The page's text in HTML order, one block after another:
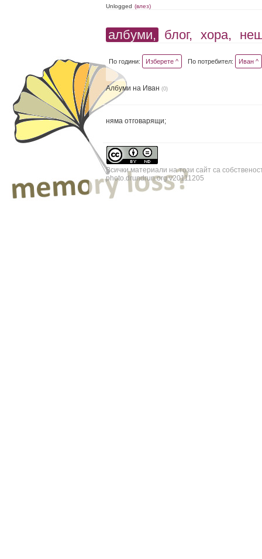
Unlogged (влез)
албуми, блог, хора,
По години: Изберете ^ По потребител: Иван ^
Албуми на Иван(0)
няма отговарящи;
Всички материали на този сайт са
photo.drundrun.org v20111205